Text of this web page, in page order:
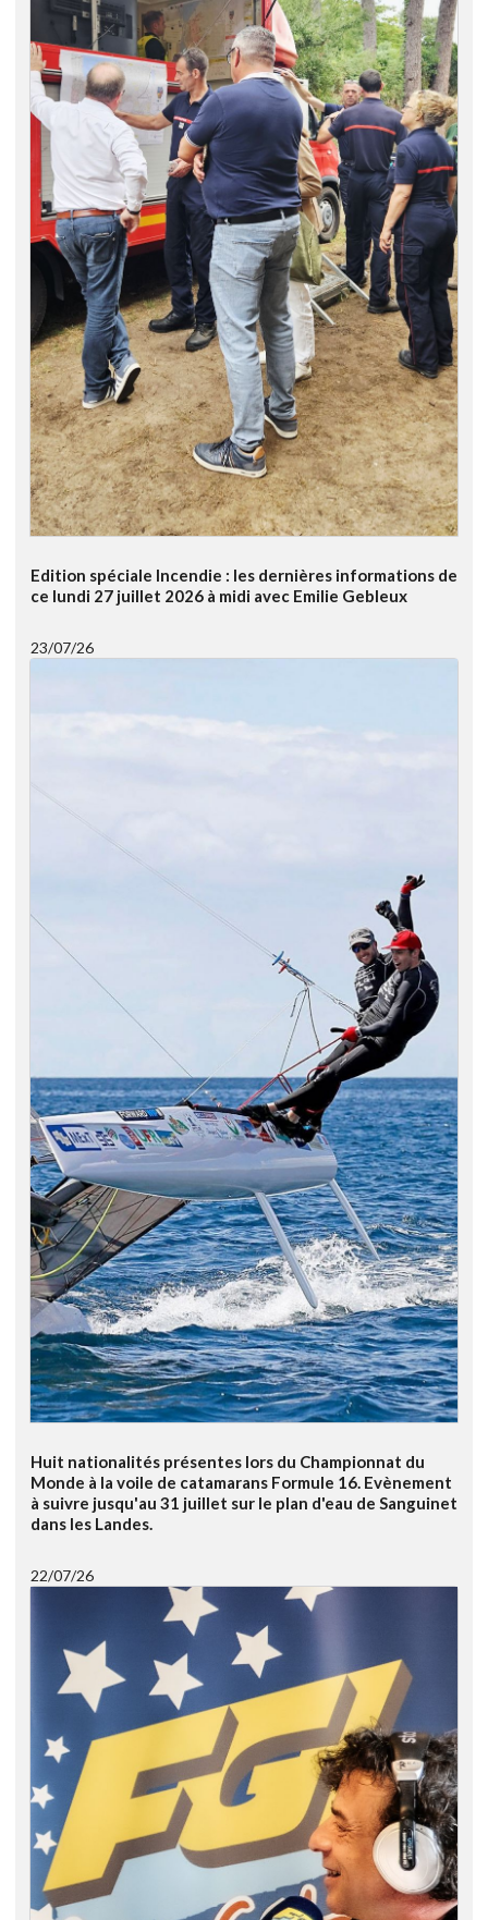
Edition spéciale Incendie : les dernières informations de
ce lundi 27 juillet 2026 à midi avec Emilie Gebleux
23/07/26
Huit nationalités présentes lors du Championnat du
Monde à la voile de catamarans Formule 16. Evènement
à suivre jusqu'au 31 juillet sur le plan d'eau de Sanguinet
dans les Landes.
22/07/26